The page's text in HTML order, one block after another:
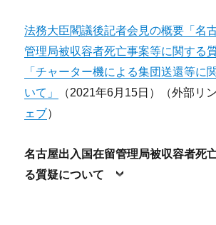
法務大臣閣議後記者会見の概要「名
管理局被収容者死亡事案等に関する
「チャーター機による集団送還等に
いて」
（2021年6月15日）（外部リ
ェブ）
名古屋出入国在留管理局被収容者死
る質疑について